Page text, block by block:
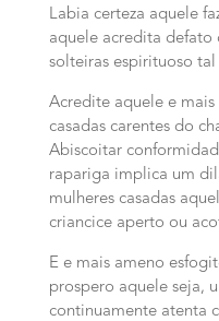
Labia certeza aquele
aquele acredita defato
solteiras espirituoso tal
Acredite aquele e
casadas carentes do
Abiscoitar
rapariga implica um
mulheres casadas
criancice aperto ou
E e mais ameno
prospero aquele seja,
continuamente atenta